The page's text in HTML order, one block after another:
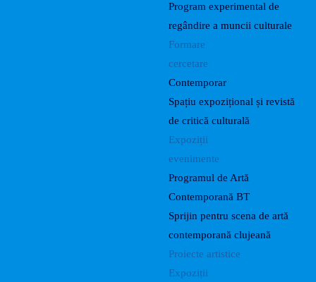
Program experimental de
regândire a muncii culturale
Formare
cercetare
Contemporar
Spațiu expozițional și revistă
de critică culturală
Expoziții
evenimente
Programul de Artă
Contemporană BT
Sprijin pentru scena de artă
contemporană clujeană
Proiecte artistice
Expoziții